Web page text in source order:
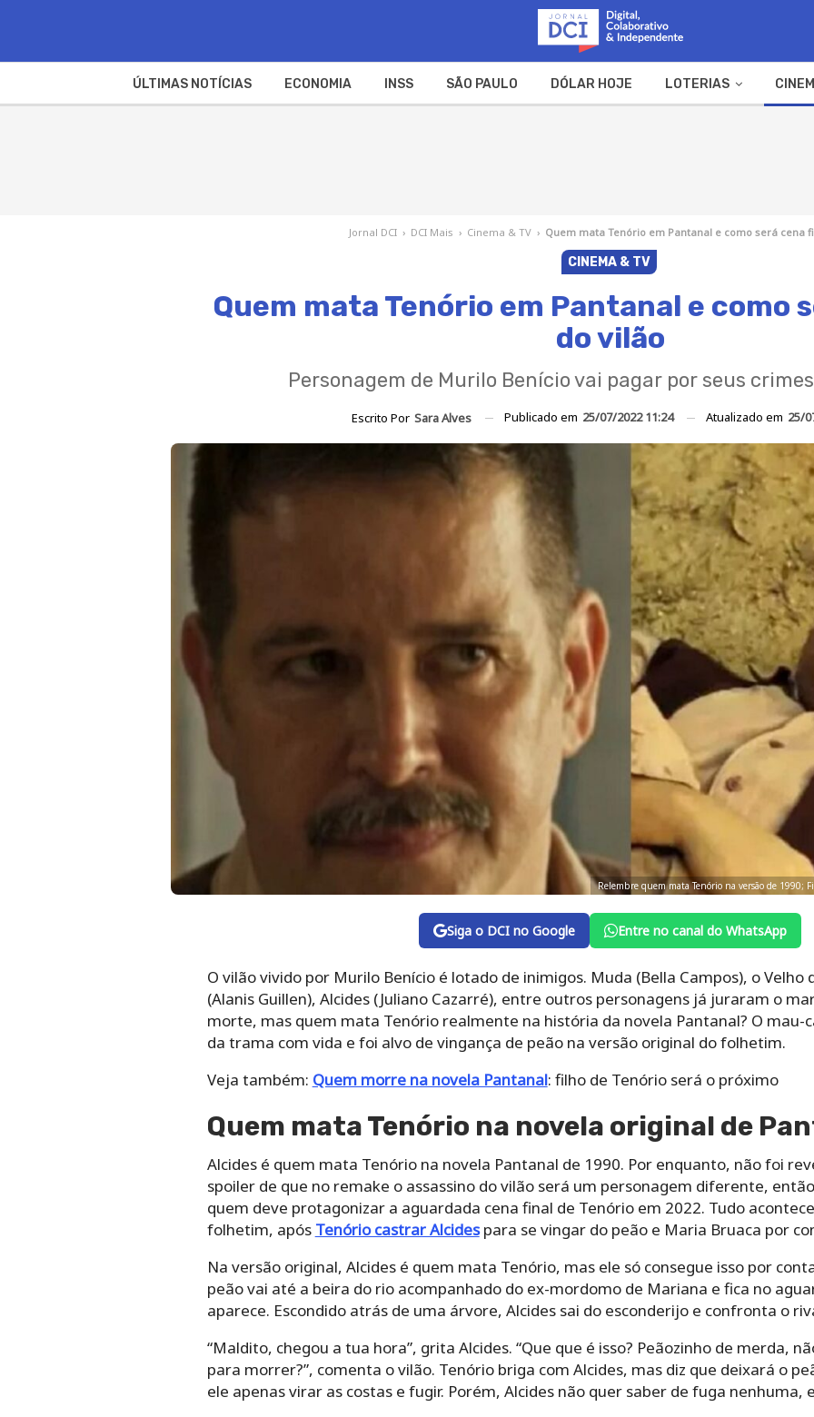
ÚLTIMAS NOTÍCIAS ECONOMIA INSS SÃO PAULO DÓLAR HOJE LOTERIAS
Jornal DCI › DCI Mais › Cinema & TV › Quem mata Tenório em Pantanal e como será cena
CINEMA & TV
Quem mata Tenório em Pantanal e como
do vilão
Personagem de Murilo Benício vai pagar por seus
Escrito Por Sara Alves Publicado em 25/07/2022 11:24 Atualizado em 25/
Relembre quem mata Tenório na versão de 1990;
Siga o DCI no Google Entre no canal do WhatsApp
O vilão vivido por Murilo Benício é lotado de inimigos. Muda (Bella Campos), o Velho
(Alanis Guillen), Alcides (Juliano Cazarré), entre outros personagens já juraram o
morte, mas quem mata Tenório realmente na história da novela Pantanal? O mau-
da trama com vida e foi alvo de vingança de peão na versão original do folhetim.
Veja também: Quem morre na novela Pantanal: filho de Tenório será o próximo
Quem mata Tenório na novela original de
Alcides é quem mata Tenório na novela Pantanal de 1990. Por enquanto, não foi
spoiler de que no remake o assassino do vilão será um personagem diferente,
quem deve protagonizar a aguardada cena final de Tenório em 2022. Tudo
folhetim, após Tenório castrar Alcidespara se vingar do peão e Maria Bruaca por
Na versão original, Alcides é quem mata Tenório, mas ele só consegue isso por
peão vai até a beira do rio acompanhado do ex-mordomo de Mariana e fica no
aparece. Escondido atrás de uma árvore, Alcides sai do esconderijo e confronta o
“Maldito, chegou a tua hora”, grita Alcides. “Que que é isso? Peãozinho de merda,
para morrer?”, comenta o vilão. Tenório briga com Alcides, mas diz que deixará o
ele apenas virar as costas e fugir. Porém, Alcides não quer saber de fuga nenhuma,